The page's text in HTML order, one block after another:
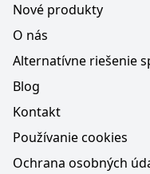
Nové produkty
O nás
Alternatívne riešenie
Blog
Kontakt
Používanie cookies
Ochrana osobných